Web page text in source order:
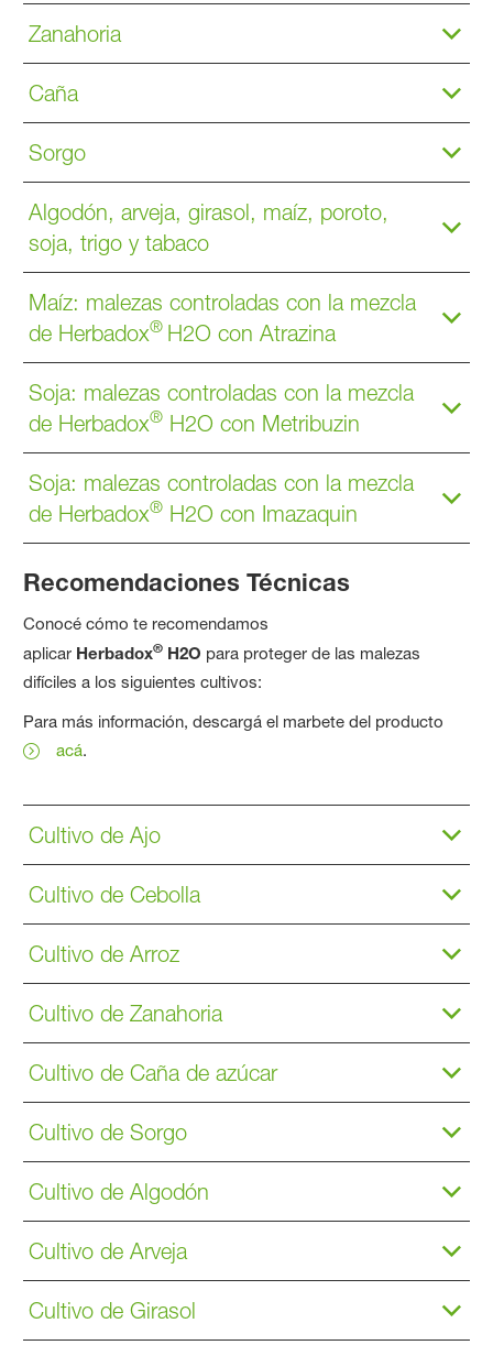
Zanahoria
Caña
Sorgo
Algodón, arveja, girasol, maíz, poroto,
soja, trigo y tabaco
Maíz: malezas controladas con la mezcla
de Herbadox® H2O con Atrazina
Soja: malezas controladas con la mezcla
de Herbadox® H2O con Metribuzin
Soja: malezas controladas con la mezcla
de Herbadox® H2O con Imazaquin
Recomendaciones Técnicas
Conocé cómo te recomendamos
aplicar Herbadox® H2O para proteger de las malezas
difíciles a los siguientes cultivos:
Para más información, descargá el marbete del producto
acá.
Cultivo de Ajo
Cultivo de Cebolla
Cultivo de Arroz
Cultivo de Zanahoria
Cultivo de Caña de azúcar
Cultivo de Sorgo
Cultivo de Algodón
Cultivo de Arveja
Cultivo de Girasol